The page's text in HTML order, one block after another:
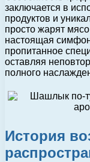
заключается в
продуктов и
просто жарят
настоящая
пропитанное
оставляя
полного
История